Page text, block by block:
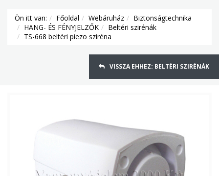
Ön itt van: Főoldal Webáruház
Biztonságtechnika
HANG- ÉS FÉNYJELZŐK
Beltéri szirénák
TS-668 beltéri piezo sziréna
VISSZA EHHEZ: BELTÉRI SZIRÉNÁK